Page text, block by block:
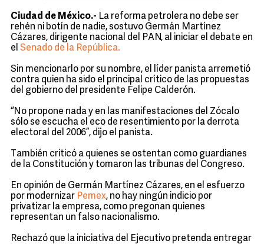
Ciudad de México.- La reforma petrolera no debe ser
rehén ni botín de nadie, sostuvo Germán Martínez
Cázares, dirigente nacional del PAN, al iniciar el debate en
el Senado de la República.
Sin mencionarlo por su nombre, el líder panista arremetió
contra quien ha sido el principal crítico de las propuestas
del gobierno del presidente Felipe Calderón.
“No propone nada y en las manifestaciones del Zócalo
sólo se escucha el eco de resentimiento por la derrota
electoral del 2006”, dijo el panista.
También criticó a quienes se ostentan como guardianes
de la Constitución y tomaron las tribunas del Congreso.
En opinión de Germán Martínez Cázares, en el esfuerzo
por modernizar Pemex, no hay ningún indicio por
privatizar la empresa, como pregonan quienes
representan un falso nacionalismo.
Rechazó que la iniciativa del Ejecutivo pretenda entregar